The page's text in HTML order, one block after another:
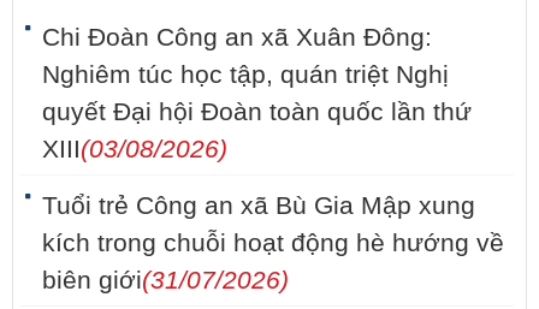
Chi Đoàn Công an xã Xuân Đông:
Nghiêm túc học tập, quán triệt Nghị
quyết Đại hội Đoàn toàn quốc lần thứ
XIII(03/08/2026)
Tuổi trẻ Công an xã Bù Gia Mập xung
kích trong chuỗi hoạt động hè hướng về
biên giới(31/07/2026)